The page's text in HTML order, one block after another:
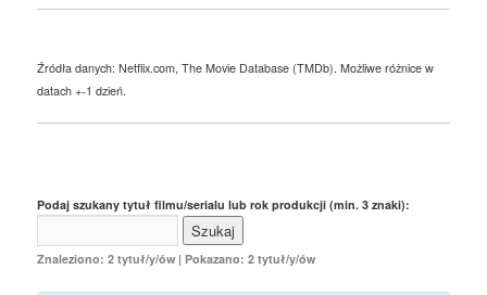
Źródła danych: Netflix.com, The Movie Database (TMDb). Możliwe różnice w
datach +-1 dzień.
Podaj szukany tytuł filmu/serialu lub rok produkcji (min. 3 znaki):
Znaleziono: 2 tytuł/y/ów | Pokazano: 2 tytuł/y/ów